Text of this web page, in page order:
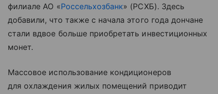
филиале АО «Россельхозбанк» (РСХБ). Здесь
добавили, что также с начала этого года дончане
стали вдвое больше приобретать инвестиционных
монет.
Массовое использование кондиционеров
для охлаждения жилых помещений приводит